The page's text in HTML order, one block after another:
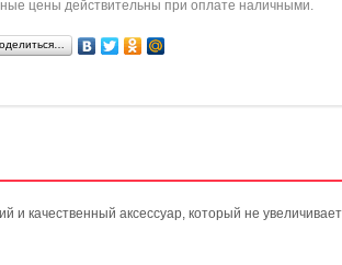
цены действительны при оплате наличными.
и качественный аксессуар, который не увеличивает